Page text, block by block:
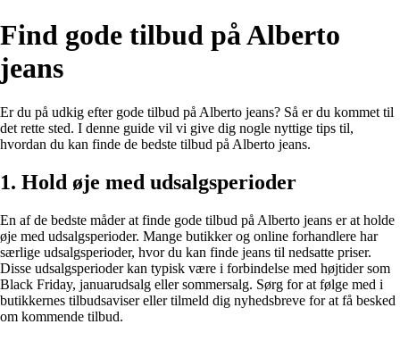
Find gode tilbud på Alberto
jeans
Er du på udkig efter gode tilbud på Alberto jeans? Så er du kommet til
det rette sted. I denne guide vil vi give dig nogle nyttige tips til,
hvordan du kan finde de bedste tilbud på Alberto jeans.
1. Hold øje med udsalgsperioder
En af de bedste måder at finde gode tilbud på Alberto jeans er at holde
øje med udsalgsperioder. Mange butikker og online forhandlere har
særlige udsalgsperioder, hvor du kan finde jeans til nedsatte priser.
Disse udsalgsperioder kan typisk være i forbindelse med højtider som
Black Friday, januarudsalg eller sommersalg. Sørg for at følge med i
butikkernes tilbudsaviser eller tilmeld dig nyhedsbreve for at få besked
om kommende tilbud.